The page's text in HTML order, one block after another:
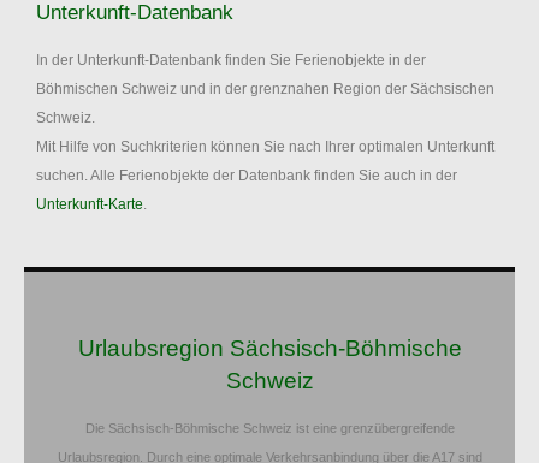
Unterkunft-Datenbank
In der Unterkunft-Datenbank finden Sie Ferienobjekte in der
Böhmischen Schweiz und in der grenznahen Region der Sächsischen
Schweiz.
Mit Hilfe von Suchkriterien können Sie nach Ihrer optimalen Unterkunft
suchen. Alle Ferienobjekte der Datenbank finden Sie auch in der
Unterkunft-Karte.
Urlaubsregion Sächsisch-Böhmische
Schweiz
Die Sächsisch-Böhmische Schweiz ist eine grenzübergreifende
Urlaubsregion. Durch eine optimale Verkehrsanbindung über die A17 sind